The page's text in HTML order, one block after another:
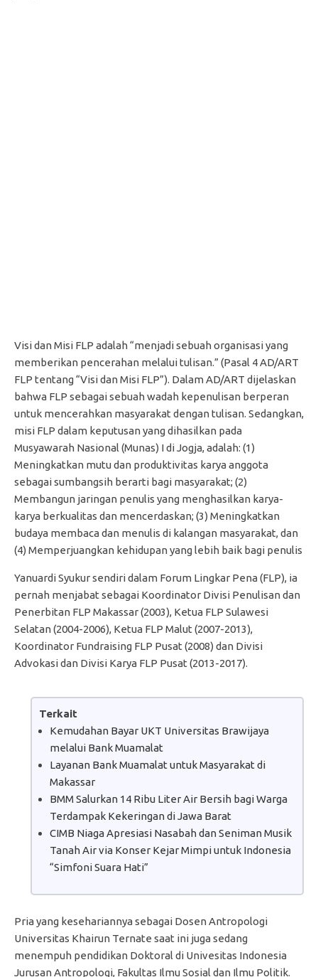
Visi dan Misi FLP adalah “menjadi sebuah organisasi yang
memberikan pencerahan melalui tulisan.” (Pasal 4 AD/ART
FLP tentang “Visi dan Misi FLP”). Dalam AD/ART dijelaskan
bahwa FLP sebagai sebuah wadah kepenulisan berperan
untuk mencerahkan masyarakat dengan tulisan. Sedangkan,
misi FLP dalam keputusan yang dihasilkan pada
Musyawarah Nasional (Munas) I di Jogja, adalah: (1)
Meningkatkan mutu dan produktivitas karya anggota
sebagai sumbangsih berarti bagi masyarakat; (2)
Membangun jaringan penulis yang menghasilkan karya-
karya berkualitas dan mencerdaskan; (3) Meningkatkan
budaya membaca dan menulis di kalangan masyarakat, dan
(4) Memperjuangkan kehidupan yang lebih baik bagi penulis
Yanuardi Syukur sendiri dalam Forum Lingkar Pena (FLP), ia
pernah menjabat sebagai Koordinator Divisi Penulisan dan
Penerbitan FLP Makassar (2003), Ketua FLP Sulawesi
Selatan (2004-2006), Ketua FLP Malut (2007-2013),
Koordinator Fundraising FLP Pusat (2008) dan Divisi
Advokasi dan Divisi Karya FLP Pusat (2013-2017).
Terkait
Kemudahan Bayar UKT Universitas Brawijaya
melalui Bank Muamalat
Layanan Bank Muamalat untuk Masyarakat di
Makassar
BMM Salurkan 14 Ribu Liter Air Bersih bagi Warga
Terdampak Kekeringan di Jawa Barat
CIMB Niaga Apresiasi Nasabah dan Seniman Musik
Tanah Air via Konser Kejar Mimpi untuk Indonesia
“Simfoni Suara Hati”
Pria yang kesehariannya sebagai Dosen Antropologi
Universitas Khairun Ternate saat ini juga sedang
menempuh pendidikan Doktoral di Univesitas Indonesia
Jurusan Antropologi, Fakultas Ilmu Sosial dan Ilmu Politik.